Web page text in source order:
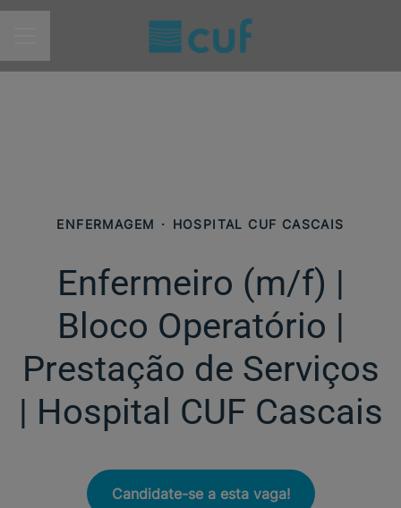
MENU DE CARREIRAS
ENFERMAGEM · HOSPITAL CUF CASCAIS
Enfermeiro (m/f)​ |
Bloco Operatório |
Prestação de Serviços
| Hospital CUF Cascais
Candidate-se a esta vaga!